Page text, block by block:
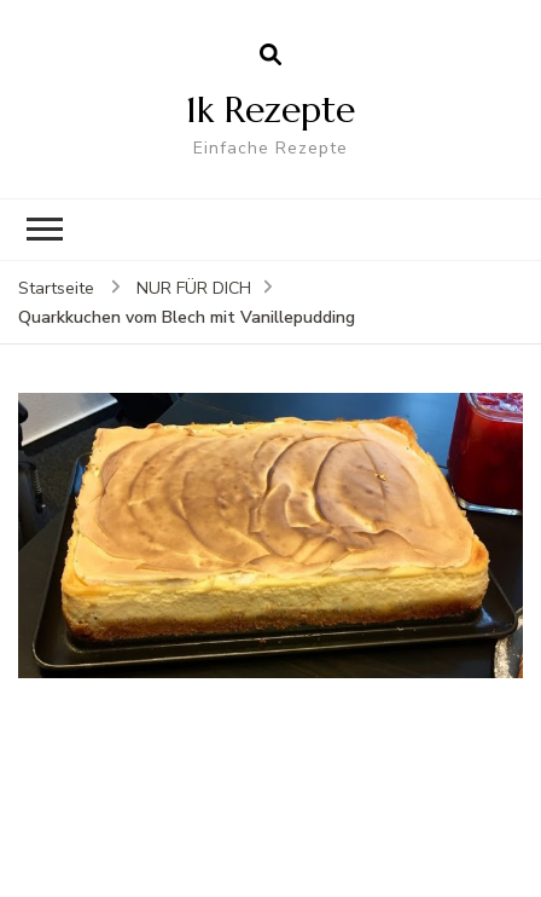
1k Rezepte
Einfache Rezepte
Startseite
NUR FÜR DICH
Quarkkuchen vom Blech mit Vanillepudding